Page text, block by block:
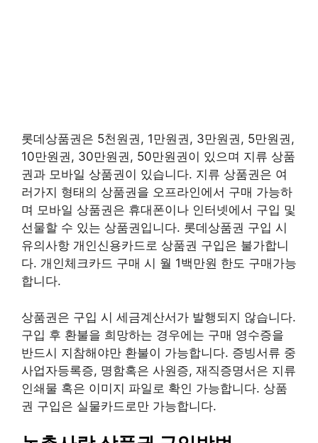
롯데상품권은 5천원권, 1만원권, 3만원권, 5만원권,
10만원권, 30만원권, 50만원권이 있으며 지류 상품
권과 모바일 상품권이 있습니다. 지류 상품권은 여
러가지 형태의 상품권을 오프라인에서 구매 가능하
며 모바일 상품권은 휴대폰이나 인터넷에서 구입 및
선물할 수 있는 상품권입니다. 롯데상품권 구입 시
유의사항 개인신용카드로 상품권 구입은 불가합니
다. 개인체크카드 구매 시 월 1백만원 한도 구매가능
합니다.
상품권은 구입 시 세금계산서가 발행되지 않습니다.
구입 후 환불을 희망하는 경우에는 구매 영수증을
반드시 지참해야만 환불이 가능합니다. 증빙서류 중
사업자등록증, 명함혹은 사원증, 재직증명서은 지류
인쇄물 혹은 이미지 파일로 확인 가능합니다. 상품
권 구입은 실물카드로만 가능합니다.